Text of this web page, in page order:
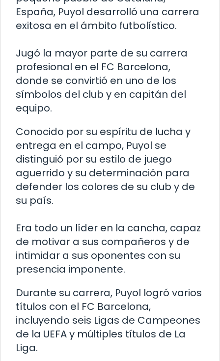
España, Puyol desarrolló una carrera
exitosa en el ámbito futbolístico.
Jugó la mayor parte de su carrera
profesional en el FC Barcelona,
donde se convirtió en uno de los
símbolos del club y en capitán del
equipo.
Conocido por su espíritu de lucha y
entrega en el campo, Puyol se
distinguió por su estilo de juego
aguerrido y su determinación para
defender los colores de su club y de
su país.
Era todo un líder en la cancha, capaz
de motivar a sus compañeros y de
intimidar a sus oponentes con su
presencia imponente.
Durante su carrera, Puyol logró varios
títulos con el FC Barcelona,
incluyendo seis Ligas de Campeones
de la UEFA y múltiples títulos de La
Liga.